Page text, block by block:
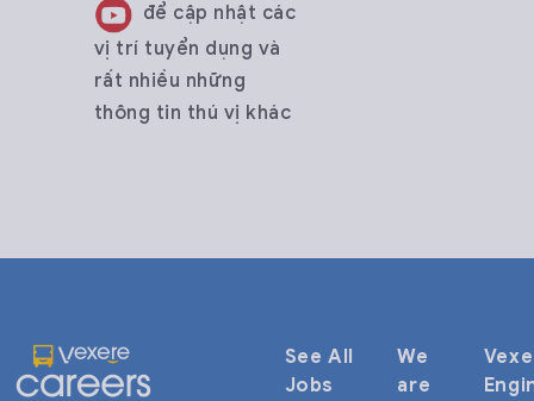
để cập nhật các
vị trí tuyển dụng và
rất nhiều những
thông tin thú vị khác
See All
Jobs
We
are